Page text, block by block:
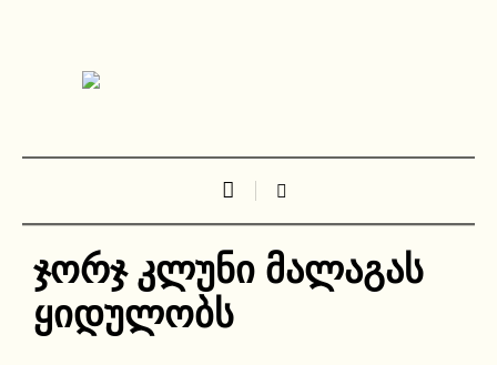
ჯორჯ კლუნი მალაგას
ყიდულობს